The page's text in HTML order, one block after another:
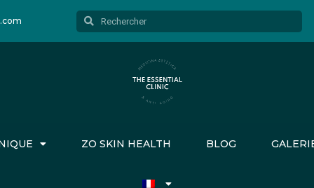
Rechercher
Rechercher
ZO SKIN HEALTH BLOG